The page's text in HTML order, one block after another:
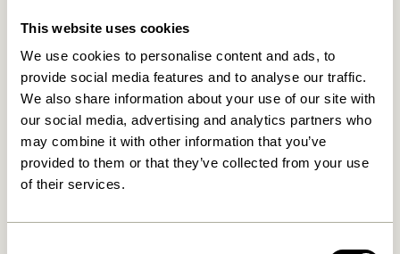
This website uses cookies
We use cookies to personalise content and ads, to
provide social media features and to analyse our traffic.
We also share information about your use of our site with
our social media, advertising and analytics partners who
may combine it with other information that you’ve
provided to them or that they’ve collected from your use
of their services.
Relaterede varer